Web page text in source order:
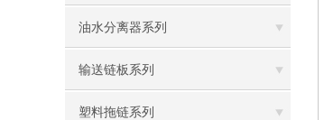
油水分离器系列
输送链板系列
塑料拖链系列